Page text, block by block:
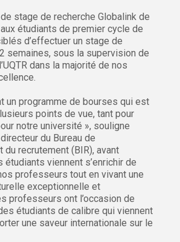
stage de recherche Globalink de
étudiants de premier cycle de
d’effectuer un stage de
semaines, sous la supervision de
dans la majorité de nos
un programme de bourses qui est
points de vue, tant pour
notre université », souligne
du Bureau de
du recrutement (BIR), avant
étudiants viennent s’enrichir de
professeurs tout en vivant une
exceptionnelle et
professeurs ont l’occasion de
étudiants de calibre qui viennent
une saveur internationale sur le